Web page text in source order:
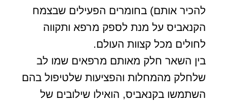
להכיר אותם) בחומרים הפעילים שבצמח
הקנאביס על מנת לספק מרפא ותקווה
לחולים מכל קצוות העולם.
בין השאר חלק מאותם מרפאים שמו לב
שלחלק מהמחלות והפציעות שלטיפול בהם
השתמשו בקנאביס, הואילו שילובים של